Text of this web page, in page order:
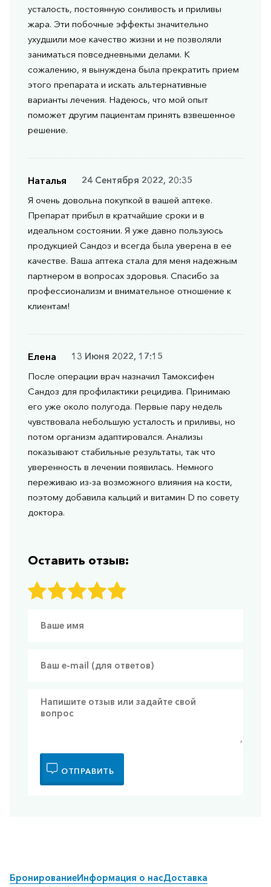
усталость, постоянную сонливость и приливы
жара. Эти побочные эффекты значительно
ухудшили мое качество жизни и не позволяли
заниматься повседневными делами. К
сожалению, я вынуждена была прекратить прием
этого препарата и искать альтернативные
варианты лечения. Надеюсь, что мой опыт
поможет другим пациентам принять взвешенное
решение.
Наталья
24 Сентября 2022, 20:35
Я очень довольна покупкой в вашей аптеке.
Препарат прибыл в кратчайшие сроки и в
идеальном состоянии. Я уже давно пользуюсь
продукцией Сандоз и всегда была уверена в ее
качестве. Ваша аптека стала для меня надежным
партнером в вопросах здоровья. Спасибо за
профессионализм и внимательное отношение к
клиентам!
Елена
13 Июня 2022, 17:15
После операции врач назначил Тамоксифен
Сандоз для профилактики рецидива. Принимаю
его уже около полугода. Первые пару недель
чувствовала небольшую усталость и приливы, но
потом организм адаптировался. Анализы
показывают стабильные результаты, так что
уверенность в лечении появилась. Немного
переживаю из-за возможного влияния на кости,
поэтому добавила кальций и витамин D по совету
доктора.
Оставить отзыв:
ОТПРАВИТЬ
БронированиеИнформация о насДоставка